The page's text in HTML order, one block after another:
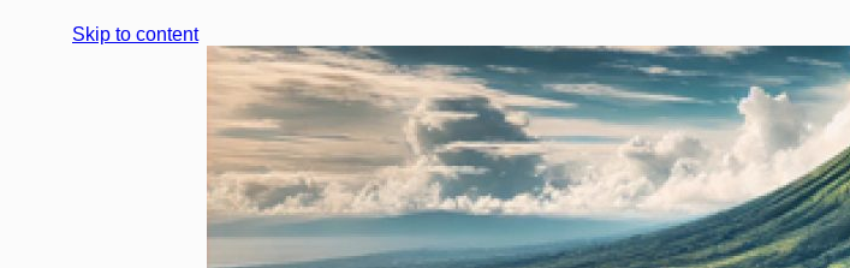
Skip to content